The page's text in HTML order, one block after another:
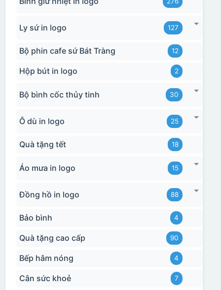
Ly sứ in logo 127
Bộ phin cafe sứ Bát Tràng 12
Hộp bút in logo 2
Bộ bình cốc thủy tinh 30
Ô dù in logo 25
Quà tặng tết 18
Áo mưa in logo 15
Đồng hồ in logo 88
Bảo bình 4
Quà tặng cao cấp 90
Bếp hâm nóng 4
Cân sức khoẻ 7